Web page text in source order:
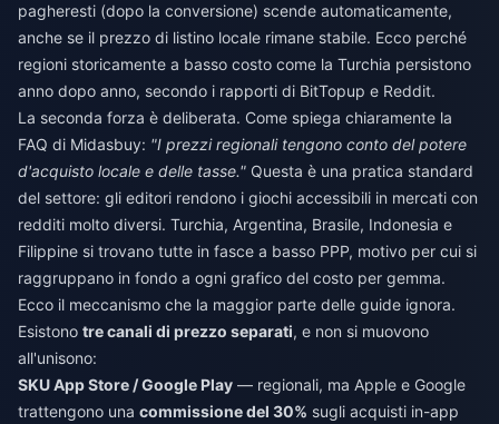
pagheresti (dopo la conversione) scende automaticamente,
anche se il prezzo di listino locale rimane stabile. Ecco perché
regioni storicamente a basso costo come la Turchia persistono
anno dopo anno, secondo i rapporti di BitTopup e Reddit.
La seconda forza è deliberata. Come spiega chiaramente la
FAQ di Midasbuy: "I prezzi regionali tengono conto del potere
d'acquisto locale e delle tasse." Questa è una pratica standard
del settore: gli editori rendono i giochi accessibili in mercati con
redditi molto diversi. Turchia, Argentina, Brasile, Indonesia e
Filippine si trovano tutte in fasce a basso PPP, motivo per cui si
raggruppano in fondo a ogni grafico del costo per gemma.
Ecco il meccanismo che la maggior parte delle guide ignora.
Esistono tre canali di prezzo separati, e non si muovono
all'unisono:
SKU App Store / Google Play — regionali, ma Apple e Google
trattengono una commissione del 30% sugli acquisti in-app